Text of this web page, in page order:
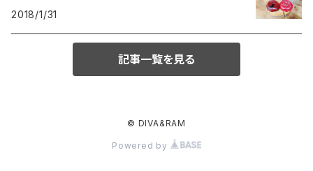
2018/1/31
記事一覧を見る
© DIVA&RAM
Powered by